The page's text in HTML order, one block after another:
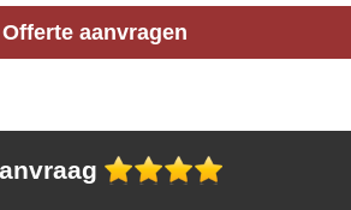
Offerte aanvragen